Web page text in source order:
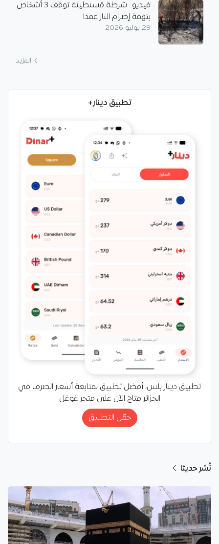
فيديو.. شرطة قسنطينة توقف 3 أشخاص
بتهمة إضرام النار عمدا
29 يوليو 2026
المزيد
تطبيق دينار+
تطبيق دينار بلس، أفضل تطبيق لمتابعة أسعار الصرف في
الجزائر متاح الآن على متجر غوغل
حمّل التطبيق
نُشر حديثا